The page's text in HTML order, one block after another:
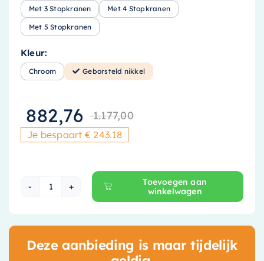
Met 3 Stopkranen Met 4 Stopkranen
Met 5 Stopkranen
Kleur:
Chroom Geborsteld nikkel
1.177,00
882,76 Huidige prijs
Je bespaart € 243.18
Hotbath Mate Thermostaat Set - Met 2
Toevoegen aan
winkelwagen
Deze aanbieding is maar tijdelijk